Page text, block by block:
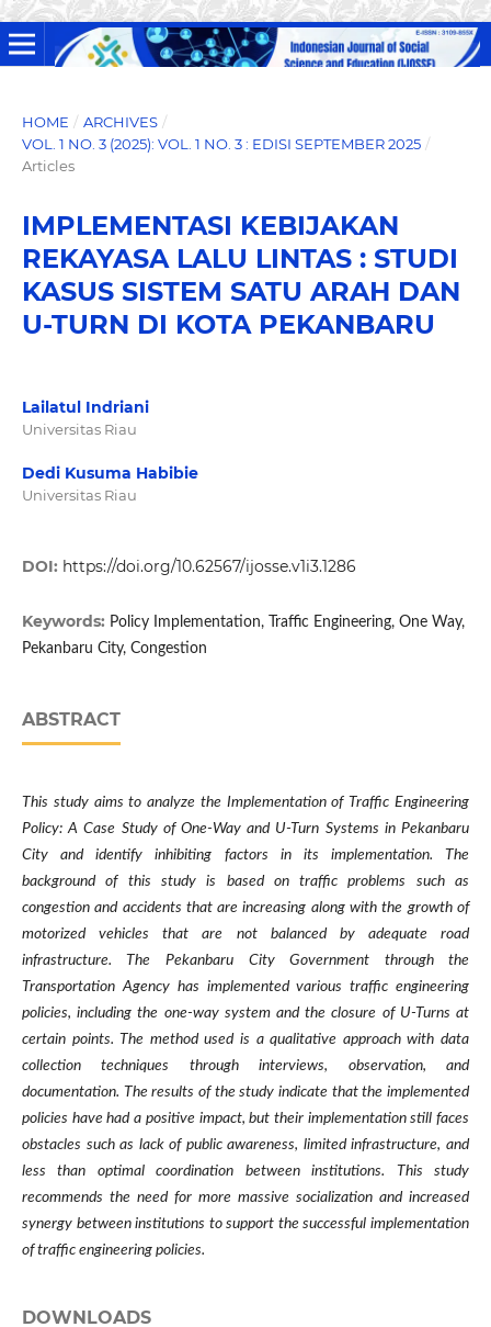
HOME / ARCHIVES /
VOL. 1 NO. 3 (2025): VOL. 1 NO. 3 : EDISI SEPTEMBER 2025 /
Articles
IMPLEMENTASI KEBIJAKAN
REKAYASA LALU LINTAS : STUDI
KASUS SISTEM SATU ARAH DAN
U-TURN DI KOTA PEKANBARU
Lailatul Indriani
Universitas Riau
Dedi Kusuma Habibie
Universitas Riau
DOI: https://doi.org/10.62567/ijosse.v1i3.1286
Keywords: Policy Implementation, Traffic Engineering, One Way,
Pekanbaru City, Congestion
ABSTRACT
This study aims to analyze the Implementation of Traffic Engineering
Policy: A Case Study of One-Way and U-Turn Systems in Pekanbaru
City and identify inhibiting factors in its implementation. The
background of this study is based on traffic problems such as
congestion and accidents that are increasing along with the growth of
motorized vehicles that are not balanced by adequate road
infrastructure. The Pekanbaru City Government through the
Transportation Agency has implemented various traffic engineering
policies, including the one-way system and the closure of U-Turns at
certain points. The method used is a qualitative approach with data
collection techniques through interviews, observation, and
documentation. The results of the study indicate that the implemented
policies have had a positive impact, but their implementation still faces
obstacles such as lack of public awareness, limited infrastructure, and
less than optimal coordination between institutions. This study
recommends the need for more massive socialization and increased
synergy between institutions to support the successful implementation
of traffic engineering policies.
DOWNLOADS